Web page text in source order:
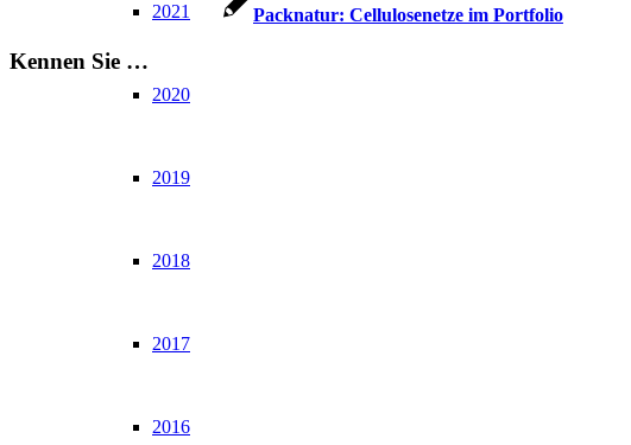
2021
2020
2019
2018
2017
2016
Packnatur: Cellulosenetze im Portfolio
Kennen Sie …